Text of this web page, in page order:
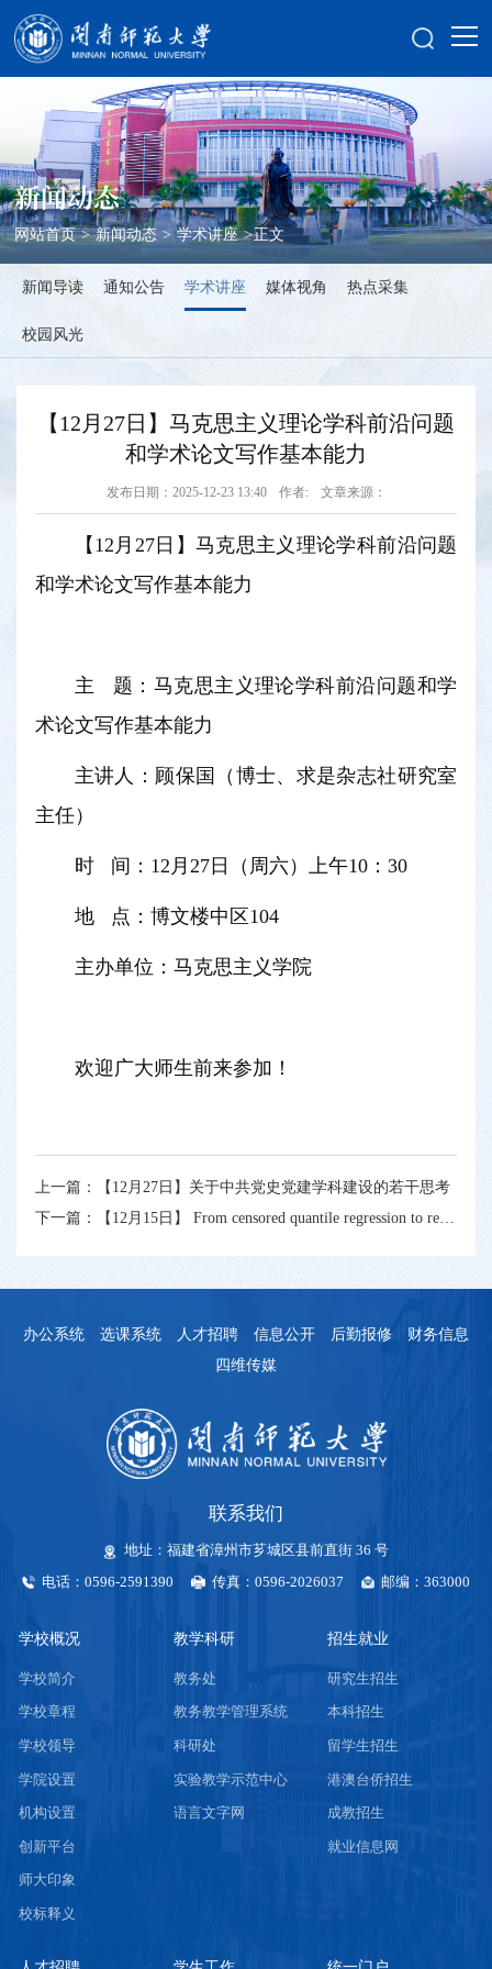
新闻动态
网站首页 > 新闻动态 > 学术讲座 >正文
新闻导读 通知公告 学术讲座 媒体视角 热点采集
校园风光
【12月27日】马克思主义理论学科前沿问题
和学术论文写作基本能力
发布日期：2025-12-23 13:40 作者: 文章来源：
【12月27日】马克思主义理论学科前沿问题
和学术论文写作基本能力
主 题：马克思主义理论学科前沿问题和学
术论文写作基本能力
主讲人：顾保国（博士、求是杂志社研究室
主任）
时 间：12月27日（周六）上午10：30
地 点：博文楼中区104
主办单位：马克思主义学院
欢迎广大师生前来参加！
上一篇：
【12月27日】关于中共党史党建学科建设的若干思考
下一篇：
【12月15日】 From censored quantile regression to restricted mean survival time: estimation and prediction
办公系统 选课系统 人才招聘 信息公开 后勤报修
财务信息
四维传媒
联系我们
地址：福建省漳州市芗城区县前直街 36 号
电话：0596-2591390 传真：0596-2026037 邮编：363000
学校概况
学校简介
学校章程
学校领导
学院设置
机构设置
创新平台
师大印象
校标释义
教学科研
教务处
教务教学管理系统
科研处
实验教学示范中心
语言文字网
招生就业
研究生招生
本科招生
留学生招生
港澳台侨招生
成教招生
就业信息网